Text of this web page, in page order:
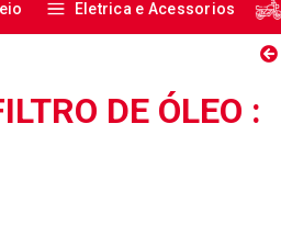
Eletrica e Acessorios
DE ÓLEO :